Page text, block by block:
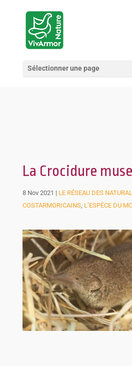
Sélectionner une page
La Crocidure
8 Nov 2021 | LE RÉSEAU DES
COSTARMORICAINS, L’ESPÈCE DU